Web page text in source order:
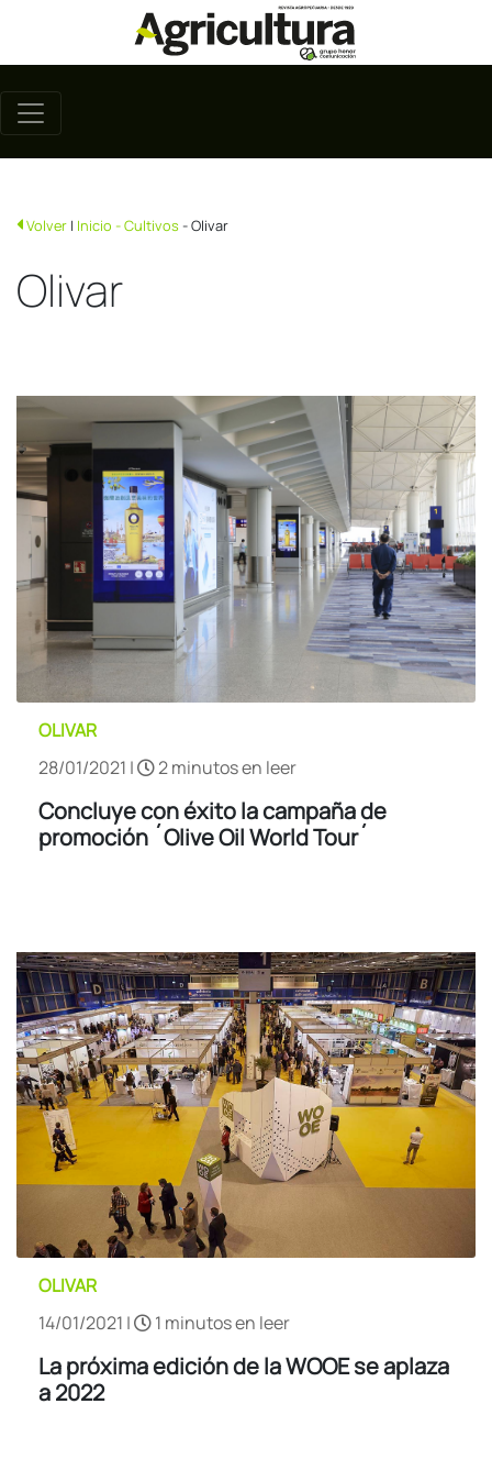
Volver | Inicio - Cultivos - Olivar
Olivar
OLIVAR
28/01/2021 |
2 minutos en leer
Concluye con éxito la campaña de
promoción ´Olive Oil World Tour´
OLIVAR
14/01/2021 |
1 minutos en leer
La próxima edición de la WOOE se aplaza
a 2022